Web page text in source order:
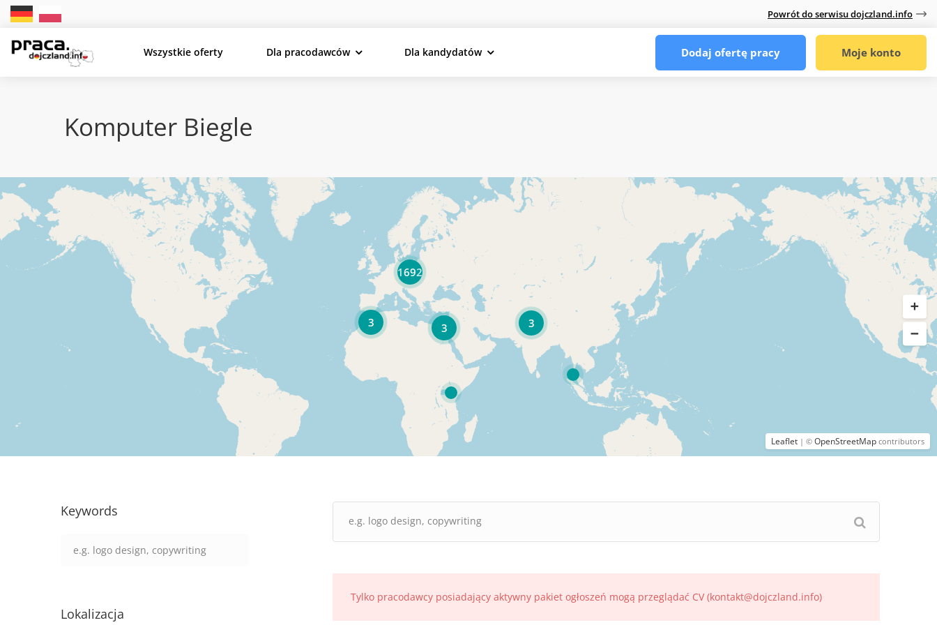
Powrót do serwisu dojczland.info
Wszystkie oferty Dla pracodawców Dla kandydatów Dodaj ofertę pracy Moje konto
Komputer Biegle
3
3
3
1692
Leaflet | © OpenStreetMap contributors
Keywords
Lokalizacja
Tylko pracodawcy posiadający aktywny pakiet ogłoszeń mogą przeglądać CV (kontakt@dojczland.info)